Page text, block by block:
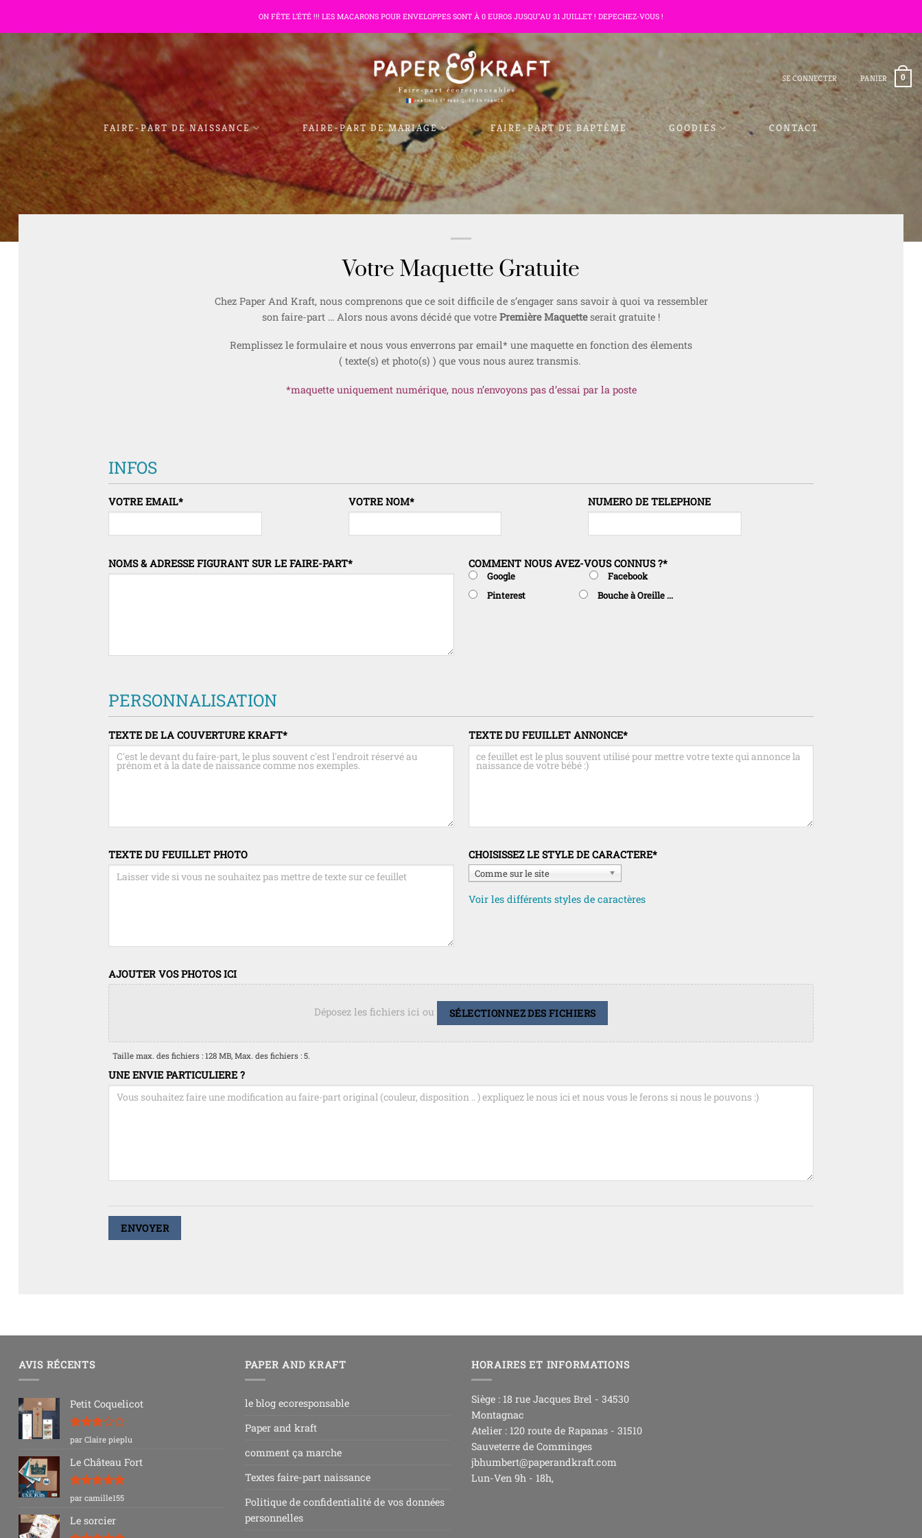
ON FÊTE L'ÉTÉ !!! LES MACARONS POUR ENVELOPPES SONT À 0 EUROS JUSQU"AU 31 JUILLET ! DEPECHEZ-VOUS !
SE CONNECTER PANIER 0
FAIRE-PART DE NAISSANCE FAIRE-PART DE MARIAGE FAIRE-PART DE BAPTÊME GOODIES CONTACT
Votre Maquette Gratuite
Chez Paper And Kraft, nous comprenons que ce soit difficile de s’engager sans savoir à quoi va ressembler
son faire-part … Alors nous avons décidé que votre Première Maquetteserait gratuite !
Remplissez le formulaire et nous vous enverrons par email* une maquette en fonction des élements
( texte(s) et photo(s) ) que vous nous aurez transmis.
*maquette uniquement numérique, nous n’envoyons pas d’essai par la poste
INFOS
VOTRE EMAIL* VOTRE NOM* NUMERO DE TELEPHONE
NOMS & ADRESSE FIGURANT SUR LE FAIRE-PART* COMMENT NOUS AVEZ-VOUS CONNUS ?*
Google
Facebook
Pinterest
Bouche à Oreille ...
PERSONNALISATION
TEXTE DE LA COUVERTURE KRAFT* TEXTE DU FEUILLET ANNONCE*
TEXTE DU FEUILLET PHOTO CHOISISSEZ LE STYLE DE CARACTERE*
Comme sur le site
Voir les différents styles de caractères
AJOUTER VOS PHOTOS ICI
Déposez les fichiers ici ou SÉLECTIONNEZ DES FICHIERS
Taille max. des fichiers : 128 MB, Max. des fichiers : 5.
UNE ENVIE PARTICULIERE ?
AVIS RÉCENTS
Petit Coquelicot
Note3
sur 5
par Claire pieplu
Le Château Fort
Note5sur
5
par camille155
Le sorcier
PAPER AND KRAFT
le blog ecoresponsable
Paper and kraft
comment ça marche
Textes faire-part naissance
Politique de confidentialité de vos données
personnelles
HORAIRES ET INFORMATIONS
Siège : 18 rue Jacques Brel - 34530
Montagnac
Atelier : 120 route de Rapanas - 31510
Sauveterre de Comminges
jbhumbert@paperandkraft.com
Lun-Ven 9h - 18h,